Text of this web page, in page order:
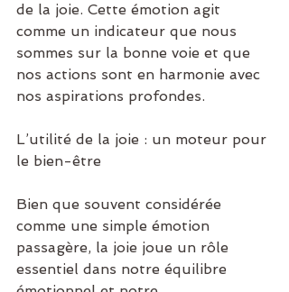
de la joie. Cette émotion agit
comme un indicateur que nous
sommes sur la bonne voie et que
nos actions sont en harmonie avec
nos aspirations profondes.
L’utilité de la joie : un moteur pour
le bien-être
Bien que souvent considérée
comme une simple émotion
passagère, la joie joue un rôle
essentiel dans notre équilibre